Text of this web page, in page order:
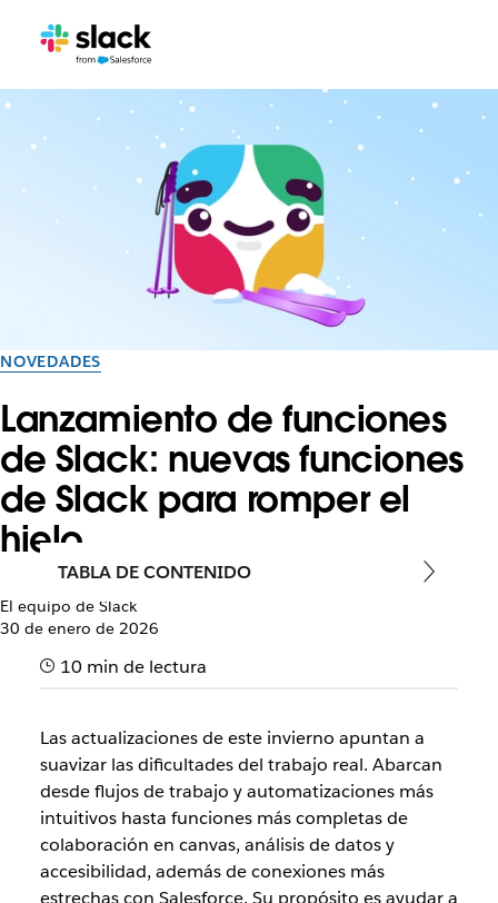
NOVEDADES
Lanzamiento de funciones
de Slack: nuevas funciones
de Slack para romper el
hielo
El equipo de Slack
30 de enero de 2026
TABLA DE CONTENIDO
10 min de lectura
Las actualizaciones de este invierno apuntan a
suavizar las dificultades del trabajo real. Abarcan
desde flujos de trabajo y automatizaciones más
intuitivos hasta funciones más completas de
colaboración en canvas, análisis de datos y
accesibilidad, además de conexiones más
estrechas con Salesforce. Su propósito es ayudar a